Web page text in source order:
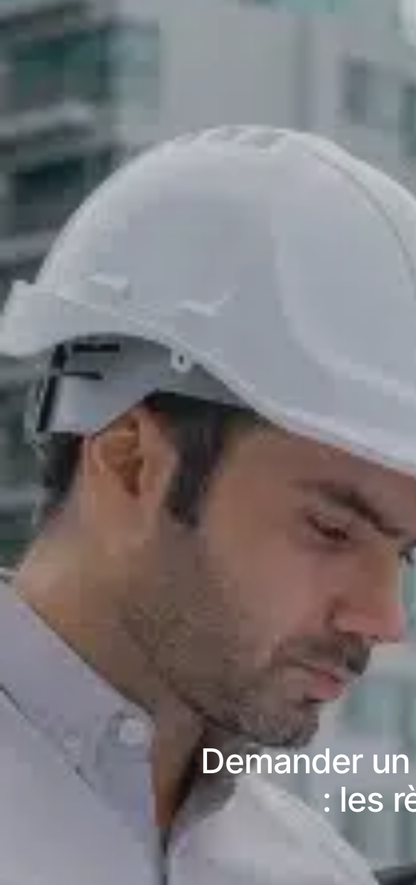
Demander
: les